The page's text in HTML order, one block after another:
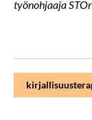
työnohjaaja